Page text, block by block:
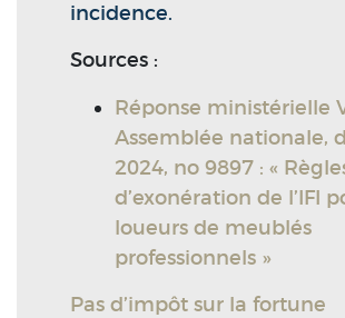
incidence.
Sources :
Réponse ministérielle
Assemblée nationale,
2024, no 9897 : «
d’exonération de l’IFI
loueurs de meublés
professionnels »
Pas d’impôt sur la fortune